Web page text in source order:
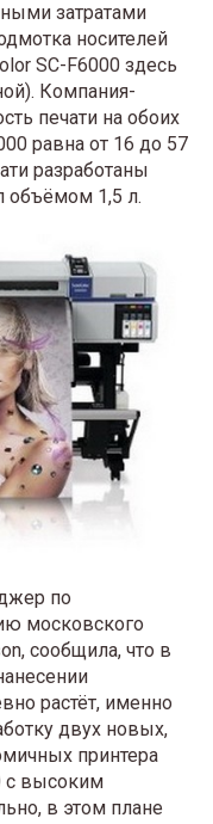
затратами
носителей
SC-F6000 здесь
Компания-
печати на обоих
равна от 16 до 57
разработаны
объёмом 1,5 л.
по
московского
сообщила, что в
растёт, именно
двух новых,
принтера
с высоким
в этом плане